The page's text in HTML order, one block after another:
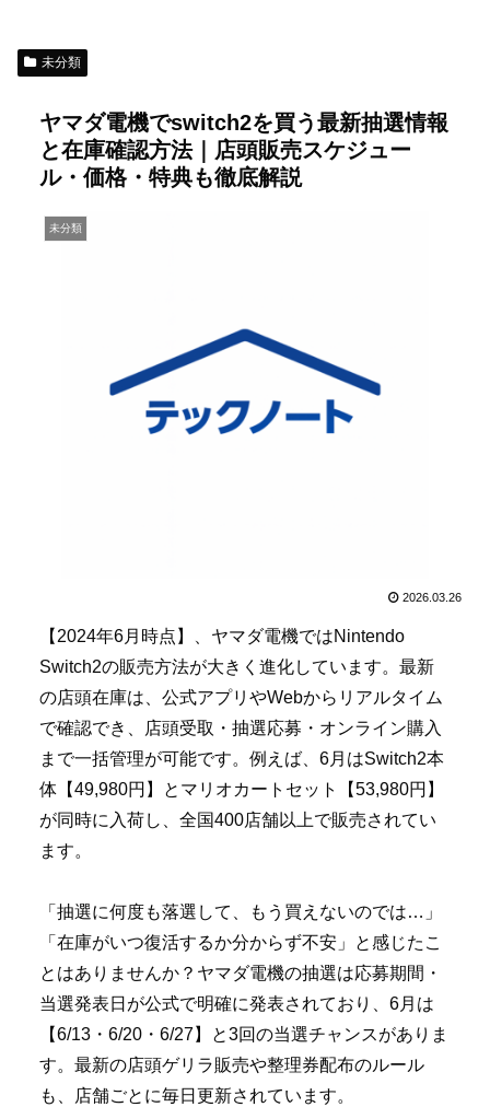
未分類
ヤマダ電機でswitch2を買う最新抽選情報
と在庫確認方法｜店頭販売スケジュー
ル・価格・特典も徹底解説
未分類
2026.03.26
【2024年6月時点】、ヤマダ電機ではNintendo
Switch2の販売方法が大きく進化しています。最新
の店頭在庫は、公式アプリやWebからリアルタイム
で確認でき、店頭受取・抽選応募・オンライン購入
まで一括管理が可能です。例えば、6月はSwitch2本
体【49,980円】とマリオカートセット【53,980円】
が同時に入荷し、全国400店舗以上で販売されてい
ます。
「抽選に何度も落選して、もう買えないのでは…」
「在庫がいつ復活するか分からず不安」と感じたこ
とはありませんか？ヤマダ電機の抽選は応募期間・
当選発表日が公式で明確に発表されており、6月は
【6/13・6/20・6/27】と3回の当選チャンスがありま
す。最新の店頭ゲリラ販売や整理券配布のルール
も、店舗ごとに毎日更新されています。